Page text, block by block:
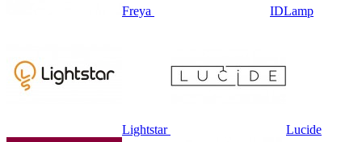
Freya IDLamp
Lightstar Lucide